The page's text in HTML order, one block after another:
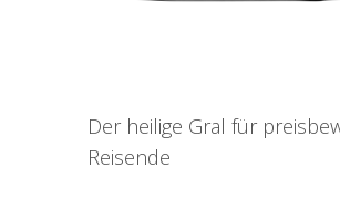
Der heilige Gral für
Reisende